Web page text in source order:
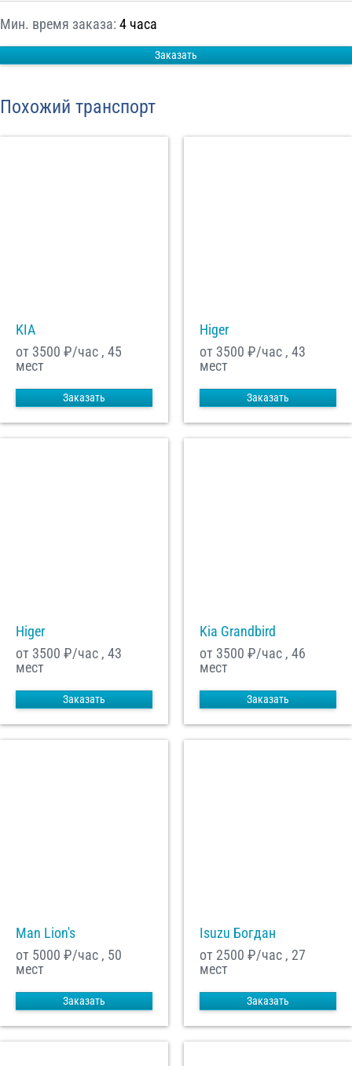
Мин. время заказа: 4 часа
Заказать
Похожий транспорт
KIA
от 3500 ₽/час , 45
мест
Заказать
Higer
от 3500 ₽/час , 43
мест
Заказать
Higer
от 3500 ₽/час , 43
мест
Заказать
Kia Grandbird
от 3500 ₽/час , 46
мест
Заказать
Man Lion's
от 5000 ₽/час , 50
мест
Заказать
Isuzu Богдан
от 2500 ₽/час , 27
мест
Заказать